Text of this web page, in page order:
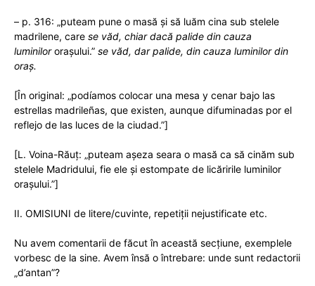
– p. 316: „puteam pune o masă și să luăm cina sub stelele
madrilene, care se văd, chiar dacă palide din cauza
luminilororașului.” se văd, dar palide, din cauza luminilor din
oraș.
[În original: „podíamos colocar una mesa y cenar bajo las
estrellas madrileñas, que existen, aunque difuminadas por el
reflejo de las luces de la ciudad.”]
[L. Voina-Răuț: „puteam aşeza seara o masă ca să cinăm sub
stelele Madridului, fie ele şi estompate de licăririle luminilor
oraşului.”]
II. OMISIUNI de litere/cuvinte, repetiții nejustificate etc.
Nu avem comentarii de făcut în această secțiune, exemplele
vorbesc de la sine. Avem însă o întrebare: unde sunt redactorii
„d’antan”?